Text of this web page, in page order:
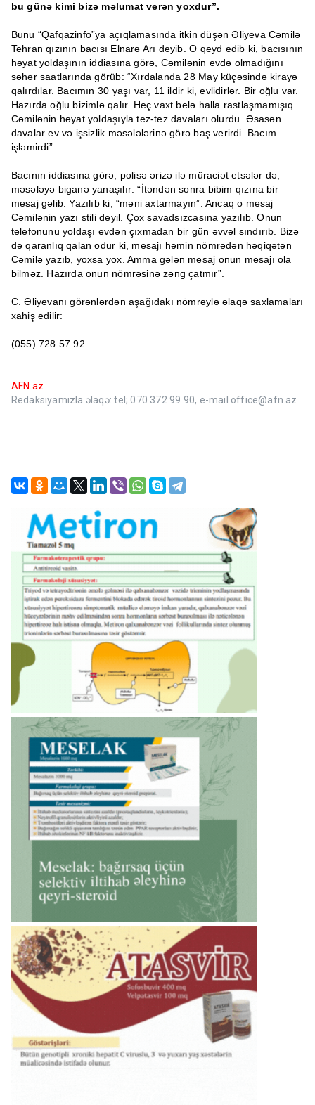
bu günə kimi bizə məlumat verən yoxdur”.
Bunu “Qafqazinfo”ya açıqlamasında itkin düşən Əliyeva Cəmilə
Tehran qızının bacısı Elnarə Arı deyib. O qeyd edib ki, bacısının
həyat yoldaşının iddiasına görə, Cəmilənin evdə olmadığını
səhər saatlarında görüb: “Xırdalanda 28 May küçəsində kirayə
qalırdılar. Bacımın 30 yaşı var, 11 ildir ki, evlidirlər. Bir oğlu var.
Hazırda oğlu bizimlə qalır. Heç vaxt belə halla rastlaşmamışıq.
Cəmilənin həyat yoldaşıyla tez-tez davaları olurdu. Əsasən
davalar ev və işsizlik məsələlərinə görə baş verirdi. Bacım
işləmirdi”.
Bacının iddiasına görə, polisə ərizə ilə müraciət etsələr də,
məsələyə biganə yanaşılır: “İtəndən sonra bibim qızına bir
mesaj gəlib. Yazılıb ki, “məni axtarmayın”. Ancaq o mesaj
Cəmilənin yazı stili deyil. Çox savadsızcasına yazılıb. Onun
telefonunu yoldaşı evdən çıxmadan bir gün əvvəl sındırıb. Bizə
də qaranlıq qalan odur ki, mesajı həmin nömrədən həqiqətən
Cəmilə yazıb, yoxsa yox. Amma gələn mesaj onun mesajı ola
bilməz. Hazırda onun nömrəsinə zəng çatmır”.
C. Əliyevanı görənlərdən aşağıdakı nömrəylə əlaqə saxlamaları
xahiş edilir:
(055) 728 57 92
AFN.az
Redaksiyamızla əlaqə: tel; 070 372 99 90, e-mail office@afn.az